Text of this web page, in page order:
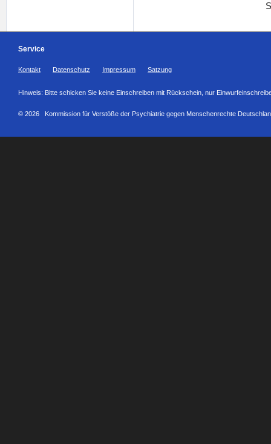
Service
Kontakt Datenschutz Impressum Satzung
Hinweis: Bitte schicken Sie keine Einschreiben mit Rückschein, nur
© 2026 Kommission für Verstöße der Psychiatrie gegen Menschenrechte